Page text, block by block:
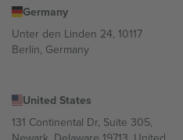
Germany
Unter den Linden 24, 10117
Berlin, Germany
United States
131 Continental Dr, Suite 305,